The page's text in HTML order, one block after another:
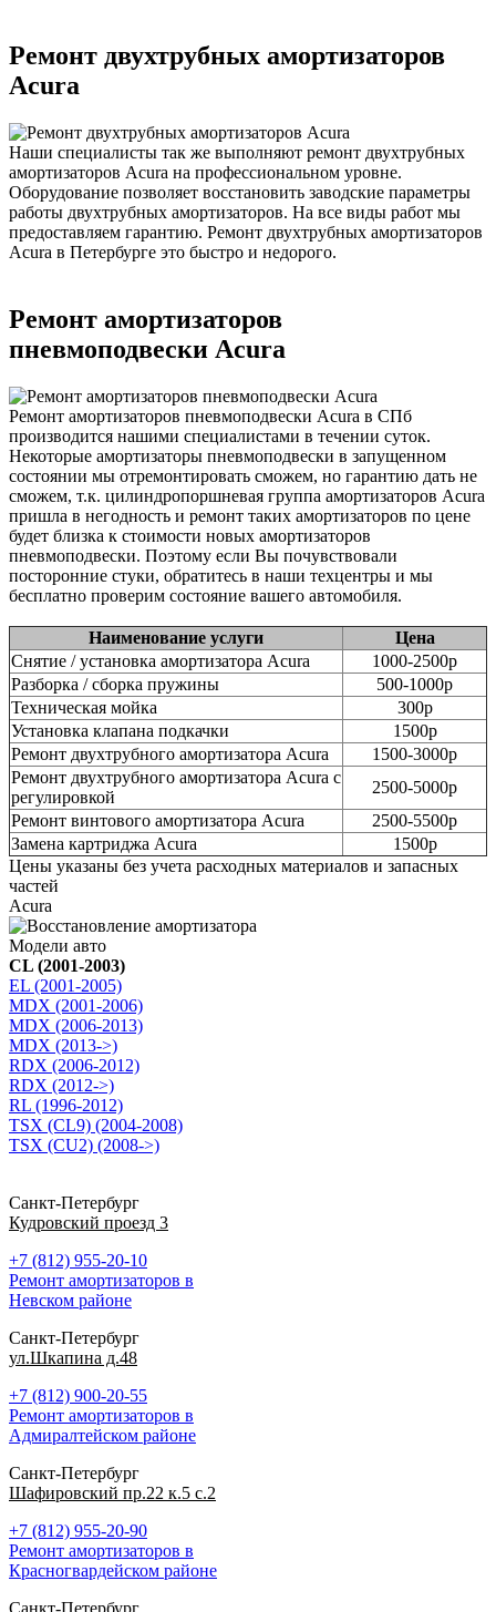
Ремонт двухтрубных амортизаторов
Acura
Наши специалисты так же выполняют ремонт двухтрубных
амортизаторов Acura на профессиональном уровне.
Оборудование позволяет восстановить заводские параметры
работы двухтрубных амортизаторов. На все виды работ мы
предоставляем гарантию. Ремонт двухтрубных амортизаторов
Acura в Петербурге это быстро и недорого.
Ремонт амортизаторов
пневмоподвески Acura
Ремонт амортизаторов пневмоподвески Acura в СПб
производится нашими специалистами в течении суток.
Некоторые амортизаторы пневмоподвески в запущенном
состоянии мы отремонтировать сможем, но гарантию дать не
сможем, т.к. цилиндропоршневая группа амортизаторов Acura
пришла в негодность и ремонт таких амортизаторов по цене
будет близка к стоимости новых амортизаторов
пневмоподвески. Поэтому если Вы почувствовали
посторонние стуки, обратитесь в наши техцентры и мы
бесплатно проверим состояние вашего автомобиля.
Наименование услуги
Цена
Снятие / установка амортизатора Acura
1000-2500р
Разборка / сборка пружины
500-1000р
Техническая мойка
300р
Установка клапана подкачки
1500р
Ремонт двухтрубного амортизатора Acura
1500-3000р
Ремонт двухтрубного амортизатора Acura с
регулировкой
2500-5000р
Ремонт винтового амортизатора Acura
2500-5500р
Замена картриджа Acura
1500р
Цены указаны без учета расходных материалов и запасных
частей
Acura
Модели авто
CL (2001-2003)
EL (2001-2005)
MDX (2001-2006)
MDX (2006-2013)
MDX (2013->)
RDX (2006-2012)
RDX (2012->)
RL (1996-2012)
TSX (CL9) (2004-2008)
TSX (CU2) (2008->)
Санкт-Петербург
Кудровский проезд 3
+7 (812) 955-20-10
Ремонт амортизаторов в
Невском районе
Санкт-Петербург
ул.Шкапина д.48
+7 (812) 900-20-55
Ремонт амортизаторов в
Адмиралтейском районе
Санкт-Петербург
Шафировский пр.22 к.5 с.2
+7 (812) 955-20-90
Ремонт амортизаторов в
Красногвардейском районе
Санкт-Петербург